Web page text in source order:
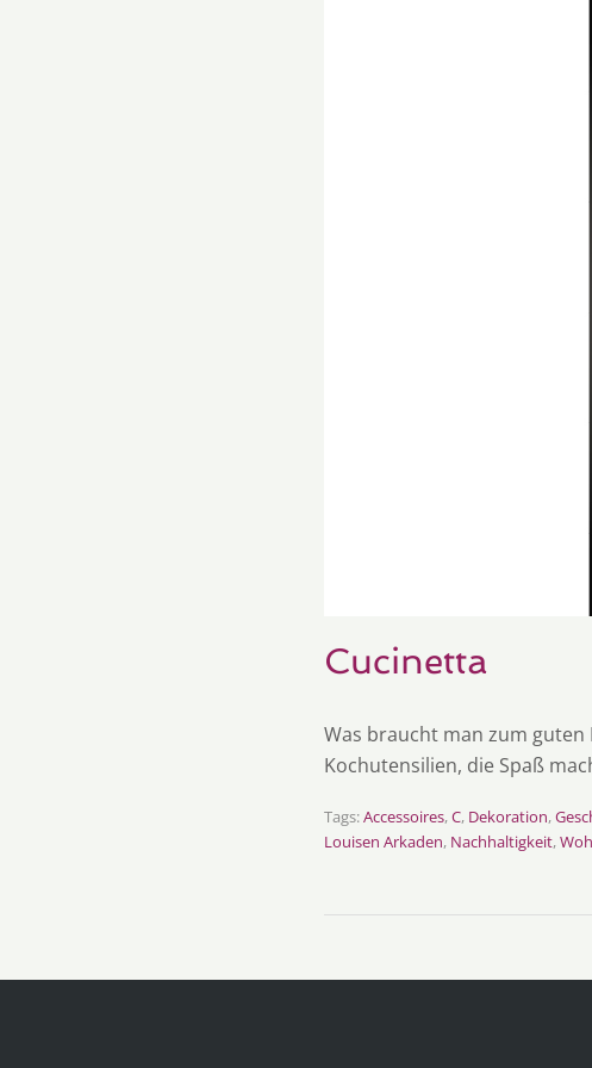
Cucinetta
Was braucht man zum
Kochutensilien, die Spaß
Tags:Accessoires,C, Dekoration,
Louisen Arkaden, Nachhaltigkeit,